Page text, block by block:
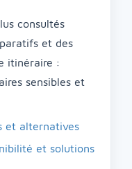
consultés
et des
itinéraire :
sensibles et
et alternatives
et solutions